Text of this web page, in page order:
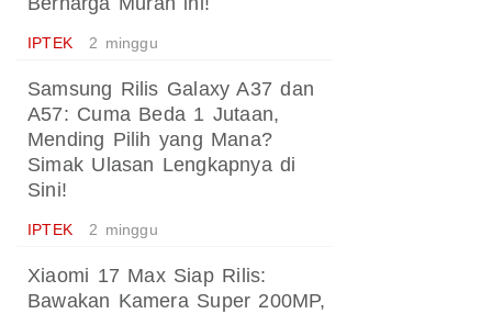
IPTEK 2 minggu
Samsung Rilis Galaxy A37 dan
A57: Cuma Beda 1 Jutaan,
Mending Pilih yang Mana?
Simak Ulasan Lengkapnya di
Sini!
IPTEK 2 minggu
Xiaomi 17 Max Siap Rilis:
Bawakan Kamera Super 200MP,